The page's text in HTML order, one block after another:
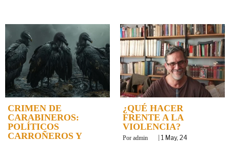
CRIMEN DE
CARABINEROS:
POLÍTICOS
CARROÑEROS Y
¿QUÉ HACER
FRENTE A LA
VIOLENCIA?
By admin | 1 May, 24